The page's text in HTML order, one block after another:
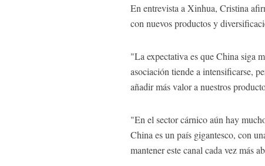
En entrevista a Xinhua, Cristina
con nuevos productos y
"La expectativa es que China siga
asociación tiende a intensificarse,
añadir más valor a nuestros
"En el sector cárnico aún hay
China es un país gigantesco, con
mantener este canal cada vez más